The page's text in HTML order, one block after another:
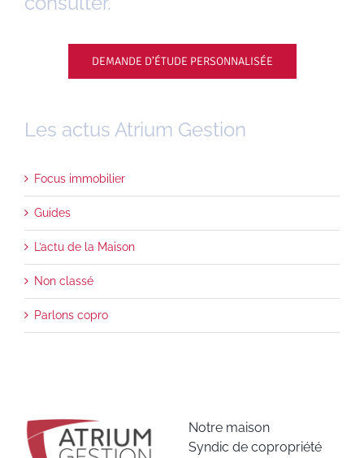
DEMANDE D’ÉTUDE PERSONNALISÉE
Les actus Atrium Gestion
Focus immobilier
Guides
L’actu de la Maison
Non classé
Parlons copro
Notre maison
Syndic de copropriété